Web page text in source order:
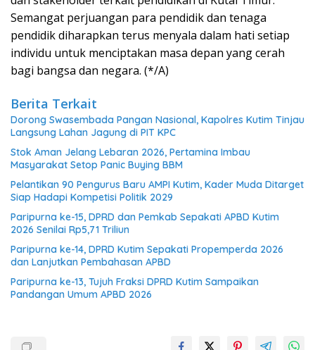
Semangat perjuangan para pendidik dan tenaga
pendidik diharapkan terus menyala dalam hati setiap
individu untuk menciptakan masa depan yang cerah
bagi bangsa dan negara. (*/A)
Berita Terkait
Dorong Swasembada Pangan Nasional, Kapolres Kutim Tinjau
Langsung Lahan Jagung di PIT KPC
Stok Aman Jelang Lebaran 2026, Pertamina Imbau
Masyarakat Setop Panic Buying BBM
Pelantikan 90 Pengurus Baru AMPI Kutim, Kader Muda Ditarget
Siap Hadapi Kompetisi Politik 2029
Paripurna ke-15, DPRD dan Pemkab Sepakati APBD Kutim
2026 Senilai Rp5,71 Triliun
Paripurna ke-14, DPRD Kutim Sepakati Propemperda 2026
dan Lanjutkan Pembahasan APBD
Paripurna ke-13, Tujuh Fraksi DPRD Kutim Sampaikan
Pandangan Umum APBD 2026